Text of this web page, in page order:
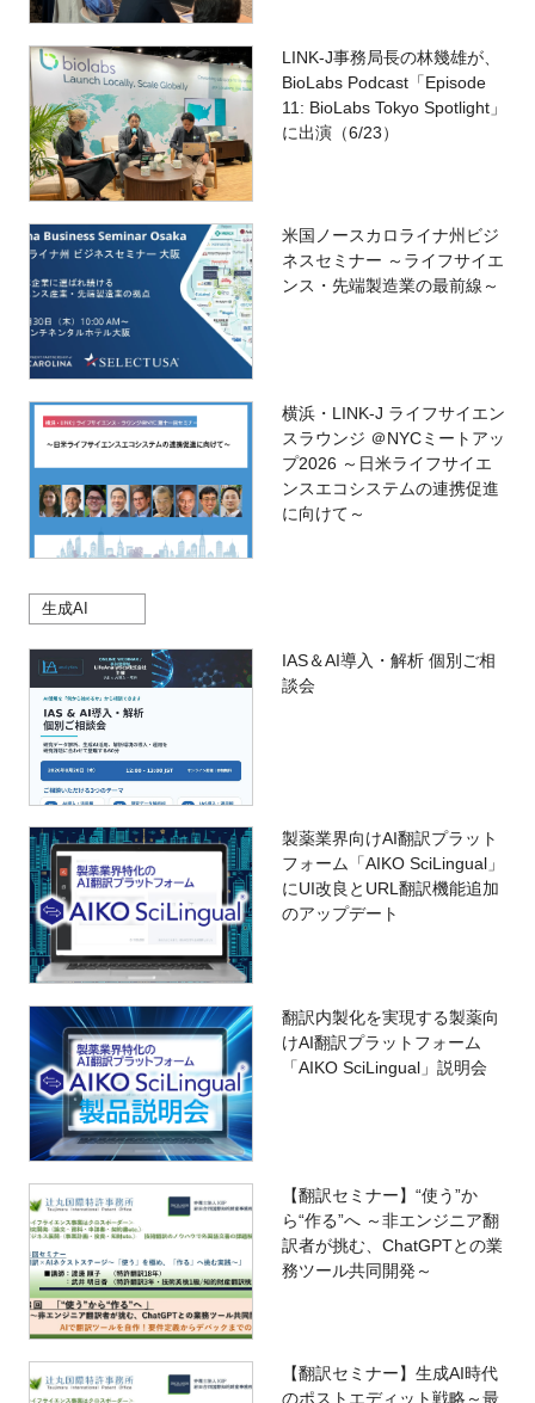
LINK-J事務局長の林幾雄が、
BioLabs Podcast「Episode
11: BioLabs Tokyo Spotlight」
に出演（6/23）
米国ノースカロライナ州ビジ
ネスセミナー ～ライフサイエ
ンス・先端製造業の最前線～
横浜・LINK-J ライフサイエン
スラウンジ ＠NYCミートアッ
プ2026 ～日米ライフサイエ
ンスエコシステムの連携促進
に向けて～
生成AI
IAS＆AI導入・解析 個別ご相
談会
製薬業界向けAI翻訳プラット
フォーム「AIKO SciLingual」
にUI改良とURL翻訳機能追加
のアップデート
翻訳内製化を実現する製薬向
けAI翻訳プラットフォーム
「AIKO SciLingual」説明会
【翻訳セミナー】“使う”か
ら“作る”へ ～非エンジニア翻
訳者が挑む、ChatGPTとの業
務ツール共同開発～
【翻訳セミナー】生成AI時代
のポストエディット戦略～最